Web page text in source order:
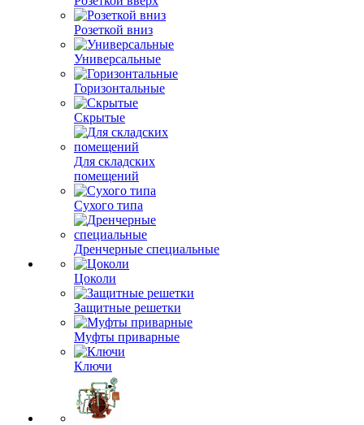
Розеткой вниз
Универсальные
Горизонтальные
Скрытые
Для складских
помещений
Сухого типа
Дренчерные специальные
Цоколи
Защитные решетки
Муфты приварные
Ключи